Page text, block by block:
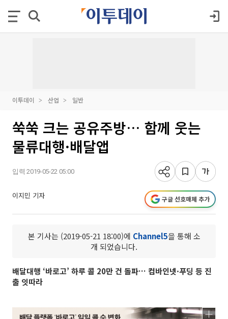
이투데이 산업 일반
쑥쑥 크는 공유주방… 함께 웃는
물류대행·배달앱
입력 2019-05-22 05:00
이지민 기자 구글 선호매체 추가
본 기사는 (2019-05-21 18:00)에 Channel5을 통해 소
개 되었습니다.
배달대행 ‘바로고’ 하루 콜 20만 건 돌파… 컴바인넷·푸딩 등 진
출 잇따라